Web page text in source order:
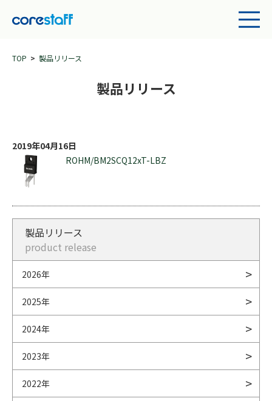
TOP 製品リリース
製品リリース
2019年04月16日
ROHM/BM2SCQ12xT-LBZ
製品リリース
product release
2026年
2025年
2024年
2023年
2022年